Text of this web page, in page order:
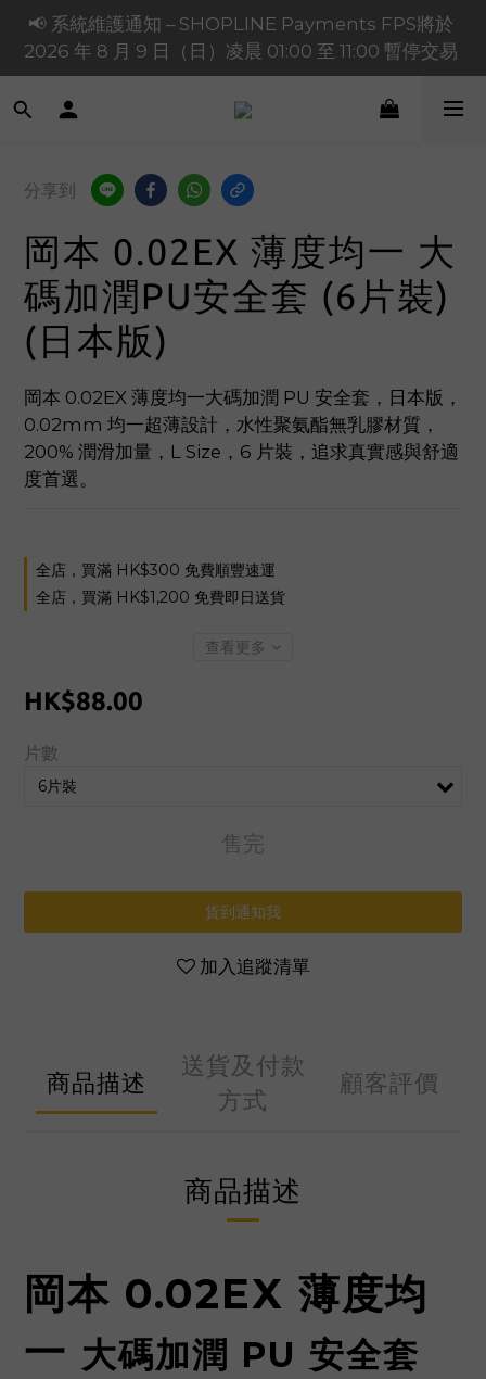
買滿 $1,200 正價貨品減 $120【1200120】| 買滿
$900 正價貨品減 $80！【90080】
📢 系統維護通知 – SHOPLINE Payments FPS將於
2026 年 8 月 9 日（日）凌晨 01:00 至 11:00 暫停交易
買滿 $1,200 正價貨品減 $120【1200120】| 買滿
分享到
岡本 0.02EX 薄度均一 大
碼加潤PU安全套 (6片裝)
(日本版)
岡本 0.02EX 薄度均一大碼加潤 PU 安全套，日本版，
0.02mm 均一超薄設計，水性聚氨酯無乳膠材質，
200% 潤滑加量，L Size，6 片裝，追求真實感與舒適
度首選。
全店，買滿 HK$300 免費順豐速運
全店，買滿 HK$1,200 免費即日送貨
查看更多
HK$88.00
片數
售完
貨到通知我
加入追蹤清單
商品描述
送貨及付款
方式
顧客評價
商品描述
岡本 0.02EX 薄度均
一 大碼加潤 PU 安全套